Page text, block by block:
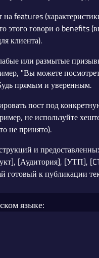
на features
этого говори о benefits
клиента).
или размытые
"Вы можете
прямым и уверенным.
пост под
не используйте
не принято).
и
[Аудитория], [УТП],
готовый к публикации
языке: